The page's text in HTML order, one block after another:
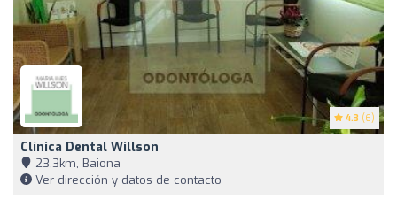
4.3 (6)
Clínica Dental Willson
23,3km, Baiona
Ver dirección y datos de contacto